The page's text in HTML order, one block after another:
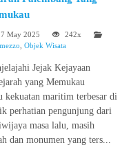
May 2025
242x
Objek Wisata
Jejak Kejayaan
yang Memukau
kekuatan maritim terbesar di
perhatian pengunjung dari
masa lalu, masih
dan monumen yang ters...